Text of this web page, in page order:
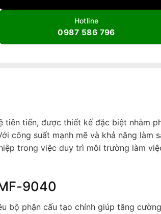
Hotline
0987 586 796
tiên tiến, được thiết kế đặc biệt nhằm
công suất mạnh mẽ và khả năng làm
trong việc duy trì môi trường làm
9040
bộ phận cấu tạo chính giúp tăng